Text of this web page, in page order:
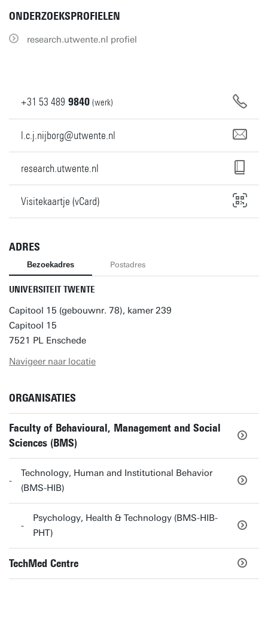
ONDERZOEKSPROFIELEN
research.utwente.nl profiel
+31 53 489 9840 (werk)
l.c.j.nijborg@utwente.nl
research.utwente.nl
Visitekaartje (vCard)
ADRES
Bezoekadres Postadres
UNIVERSITEIT TWENTE
Capitool 15 (gebouwnr. 78), kamer 239
Capitool 15
7521 PL Enschede
Navigeer naar locatie
ORGANISATIES
Faculty of Behavioural, Management and Social
Sciences (BMS)
Technology, Human and Institutional Behavior
(BMS-HIB)
Psychology, Health & Technology (BMS-HIB-
PHT)
TechMed Centre